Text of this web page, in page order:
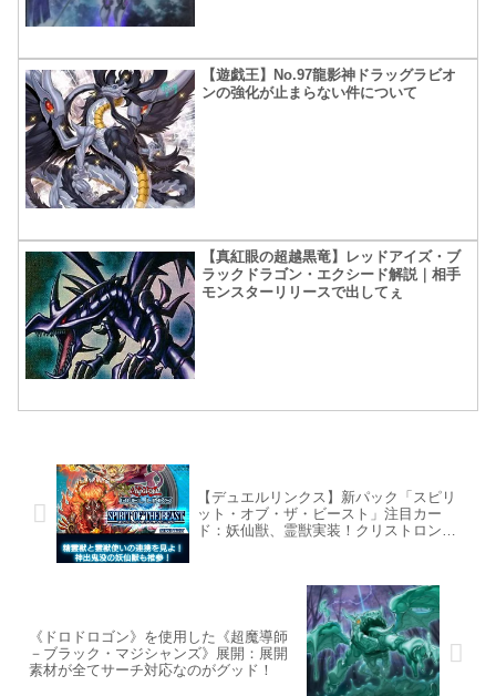
【遊戯王】No.97龍影神ドラッグラビオ
ンの強化が止まらない件について
【真紅眼の超越黒竜】レッドアイズ・ブ
ラックドラゴン・エクシード解説｜相手
モンスターリリースで出してぇ
【デュエルリンクス】新パック「スピリ
ット・オブ・ザ・ビースト」注目カー
ド：妖仙獣、霊獣実装！クリストロン更
《ドロドロゴン》を使用した《超魔導師
－ブラック・マジシャンズ》展開：展開
素材が全てサーチ対応なのがグッド！